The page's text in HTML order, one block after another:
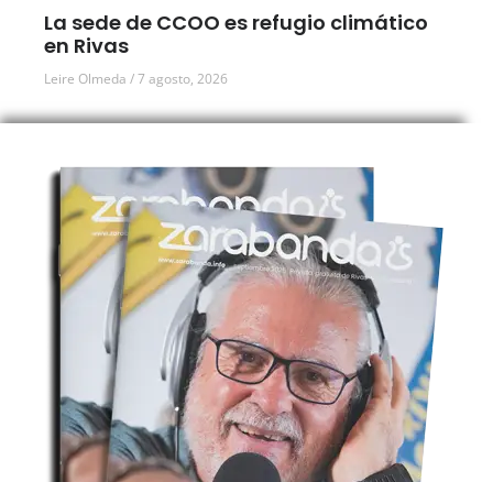
La sede de CCOO es refugio climático
en Rivas
Leire Olmeda 7 agosto, 2026